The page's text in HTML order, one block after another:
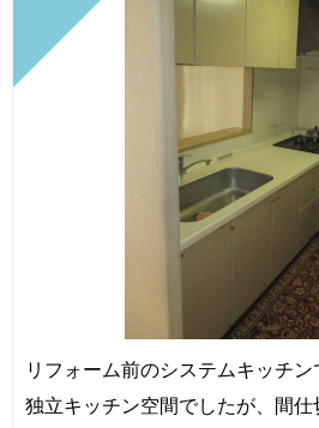
リフォーム前のシステムキッチン
独立キッチン空間でしたが、間